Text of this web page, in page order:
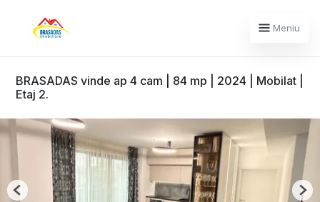
Meniu
BRASADAS vinde ap 4 cam | 84 mp | 2024 | Mobilat |
Etaj 2.
Previous